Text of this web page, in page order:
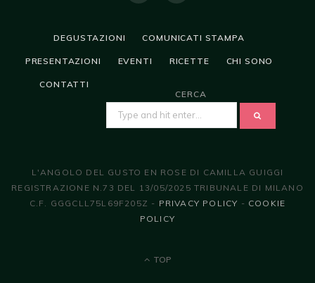
DEGUSTAZIONI COMUNICATI STAMPA
PRESENTAZIONI EVENTI RICETTE CHI SONO
CONTATTI
CERCA
L'ANGOLO DEL GUSTO EN ROSE DI CAMILLA GUIGGI
REGISTRAZIONE N.73 DEL 13/05/2025 TRIBUNALE DI MILANO
C.F. GGGCLL75L69F205Z - PRIVACY POLICY - COOKIE
POLICY
TOP